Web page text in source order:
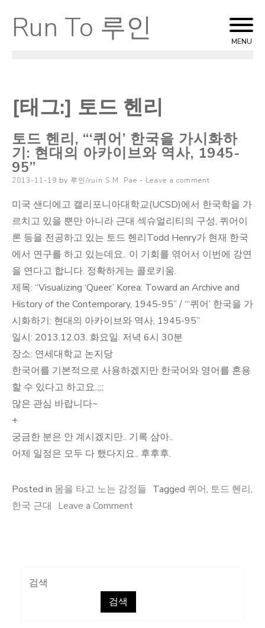
Skip
to
Run To 루인 MENU
[태그:] 토드 헨리
토드 헨리, “‘퀴어’ 한국을 가시화하
기: 현대의 아카이브와 역사, 1945-
95”
Posted
2013-11-19 by 루인/ruin S.M. Pae Leave a comment
미국 샌디에고 캘리포니아대학교(UCSD)에서 한국학을 가
르치고 있을 뿐만 아니라 근대 섹슈얼리티의 구성, 퀴어이
론 등을 전공하고 있는 토드 헨리Todd Henry가 현재 한국
에서 연구를 하고 있는데요.. 이 기회를 엮어서 이번에 강연
을 연다고 합니다. 정확하게는 콜로키움.
제목: “Visualizing ‘Queer’ Korea: Toward an Archive and
History of the Contemporary, 1945-95” / “‘퀴어’ 한국을 가
시화하기: 현대의 아카이브와 역사, 1945-95”
일시: 2013.12.03. 화요일. 저녁 6시 30분
장소: 연세대학교 논지당
한국어를 기본적으로 사용하겠지만 한국어와 영어를 혼용
할 수 있다고 하고요..;;;
많은 관심 바랍니다~
+
궁금한 분은 안 계시겠지만.. 기록 삼아..
어제 일정은 모두 다 했다지요.. 후후후.
Posted in 몸을 타고 노는 감정들 Tagged 퀴어, 토드 헨리,
한국 근대 Leave a Commenton
“‘퀴
검색
검색